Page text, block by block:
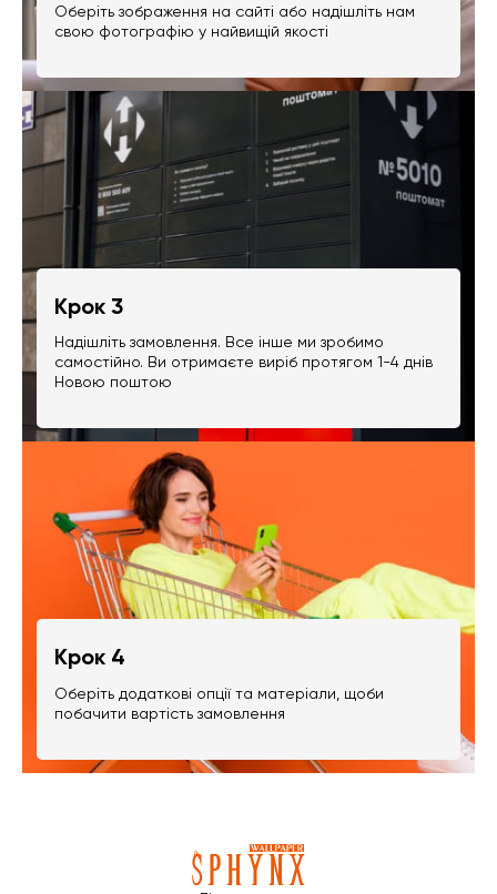
Оберіть зображення на сайті або надішліть нам
свою фотографію у найвищій якості
Крок 3
Надішліть замовлення. Все інше ми зробимо
самостійно. Ви отримаєте виріб протягом 1-4 днів
Новою поштою
Крок 4
Оберіть додаткові опції та матеріали, щоби
побачити вартість замовлення